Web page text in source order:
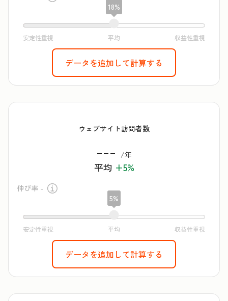
18%
データを追加して計算する
ウェブサイト訪問者数
--- /年
平均 +5%
伸び率 -
5%
データを追加して計算する